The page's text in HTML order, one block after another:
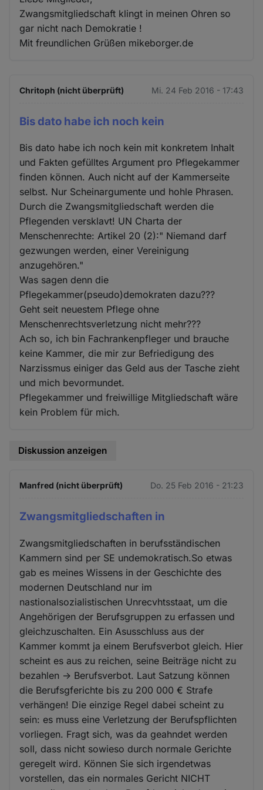
Zwangsmitgliedschaft klingt in meinen Ohren so
gar nicht nach Demokratie !
Mit freundlichen Grüßen mikeborger.de
Chritoph (nicht überprüft) Mi. 24 Feb 2016 - 17:43
Bis dato habe ich noch kein
Bis dato habe ich noch kein mit konkretem Inhalt
und Fakten gefülltes Argument pro Pflegekammer
finden können. Auch nicht auf der Kammerseite
selbst. Nur Scheinargumente und hohle Phrasen.
Durch die Zwangsmitgliedschaft werden die
Pflegenden versklavt! UN Charta der
Menschenrechte: Artikel 20 (2):" Niemand darf
gezwungen werden, einer Vereinigung
anzugehören."
Was sagen denn die
Pflegekammer(pseudo)demokraten dazu???
Geht seit neuestem Pflege ohne
Menschenrechtsverletzung nicht mehr???
Ach so, ich bin Fachrankenpfleger und brauche
keine Kammer, die mir zur Befriedigung des
Narzissmus einiger das Geld aus der Tasche zieht
und mich bevormundet.
Pflegekammer und freiwillige Mitgliedschaft wäre
kein Problem für mich.
Diskussion anzeigen
Manfred (nicht überprüft) Do. 25 Feb 2016 - 21:23
Zwangsmitgliedschaften in
Zwangsmitgliedschaften in berufsständischen
Kammern sind per SE undemokratisch.So etwas
gab es meines Wissens in der Geschichte des
modernen Deutschland nur im
nastionalsozialistischen Unrecvhtsstaat, um die
Angehörigen der Berufsgruppen zu erfassen und
gleichzuschalten. Ein Asusschluss aus der
Kammer kommt ja einem Berufsverbot gleich. Hier
scheint es aus zu reichen, seine Beiträge nicht zu
bezahlen -> Berufsverbot. Laut Satzung können
die Berufsgferichte bis zu 200 000 € Strafe
verhängen! Die einzige Regel dabei scheint zu
sein: es muss eine Verletzung der Berufspflichten
vorliegen. Fragt sich, was da geahndet werden
soll, dass nicht sowieso durch normale Gerichte
geregelt wird. Können Sie sich irgendetwas
vorstellen, das ein normales Gericht NICHT